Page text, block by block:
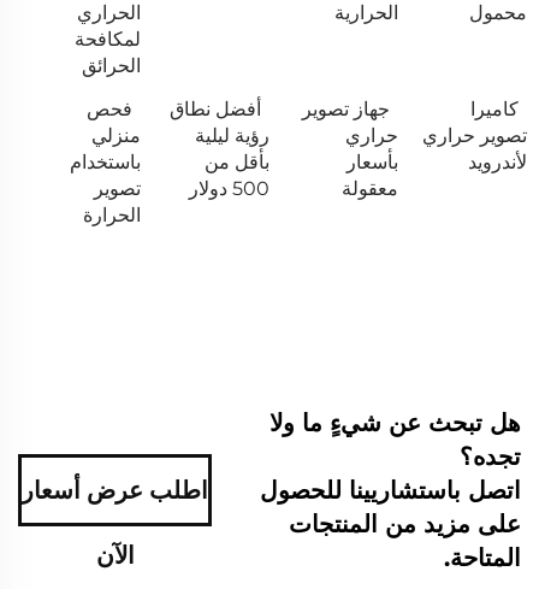
محمول
الحرارية
الحراري
لمكافحة
الحرائق
كاميرا
تصوير حراري
لأندرويد
جهاز تصوير
حراري
بأسعار
معقولة
أفضل نطاق
رؤية ليلية
بأقل من
500 دولار
فحص
منزلي
باستخدام
تصوير
الحرارة
هل تبحث عن شيءٍ ما ولا
تجده؟
اتصل باستشاريينا للحصول
على مزيد من المنتجات
المتاحة.
اطلب عرض أسعار
الآن